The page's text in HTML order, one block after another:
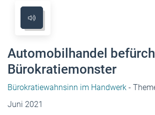
Automobilhandel
Bürokratiemonster
Bürokratiewahnsinn im Handwerk -
Juni 2021